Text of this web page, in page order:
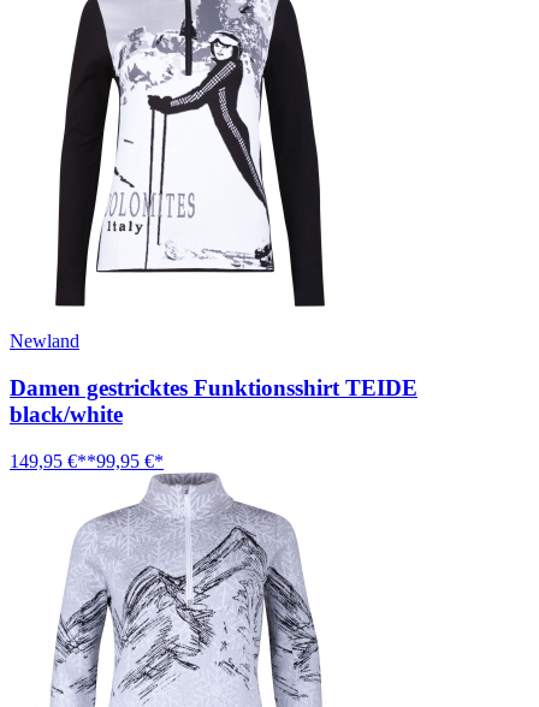
Newland
Damen gestricktes Funktionsshirt TEIDE
black/white
149,95 €**99,95 €*